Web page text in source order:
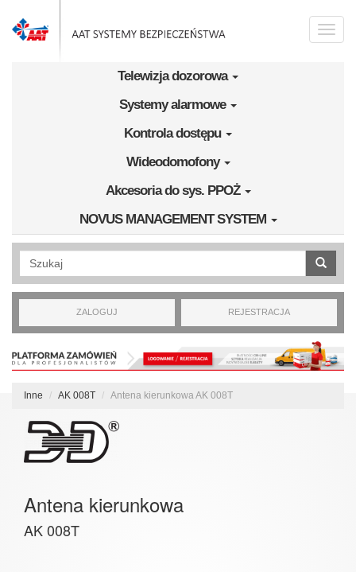
Toggle
Telewizja dozorowa
Systemy alarmowe
Kontrola dostępu
Wideodomofony
Akcesoria do sys. PPOŻ
NOVUS MANAGEMENT SYSTEM
Wyszukiwanie pełnotekstowe
ZALOGUJ REJESTRACJA
Inne AK 008T Antena kierunkowa AK 008T
Antena kierunkowa
AK 008T